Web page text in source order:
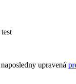
upravená